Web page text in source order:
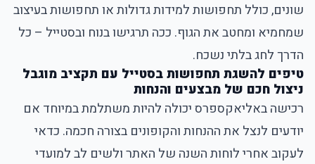
שונים, כולל תחפושות למידות גדולות או תחפושות בעיצוב
שמחמיא ומחטב את הגוף. ככה תרגישו בנוח ובסטייל – כל
הדרך לחג בלתי נשכח.
טיפים להשגת תחפושות בסטייל עם תקציב מוגבל
ניצול חכם של מבצעים והנחות
רכישה באליאקספרס יכולה להיות משתלמת במיוחד אם
יודעים לנצל את ההנחות והקופונים בצורה חכמה. כדאי
לעקוב אחרי לוחות השנה של האתר ולשים לב למועדי